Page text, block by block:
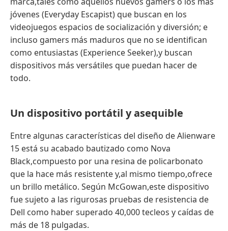
jóvenes (Everyday Escapist) que buscan en los
videojuegos espacios de socialización y diversión; e
incluso gamers más maduros que no se identifican
como entusiastas (Experience Seeker),y buscan
dispositivos más versátiles que puedan hacer de
todo.
Un dispositivo portátil y asequible
Entre algunas características del diseño de Alienware
15 está su acabado bautizado como Nova
Black,compuesto por una resina de policarbonato
que la hace más resistente y,al mismo tiempo,ofrece
un brillo metálico. Según McGowan,este dispositivo
fue sujeto a las rigurosas pruebas de resistencia de
Dell como haber superado 40,000 tecleos y caídas de
más de 18 pulgadas.